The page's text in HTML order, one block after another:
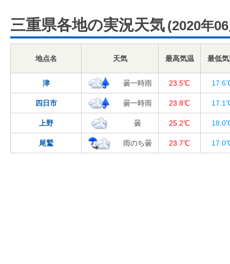
三重県各地の実況天気 (2020年
地点名 天気 最高気温 最低
津 曇一時雨 23.5℃
四日市 曇一時雨 23.8℃
上野 曇 25.2℃
尾鷲 雨のち曇 23.7℃